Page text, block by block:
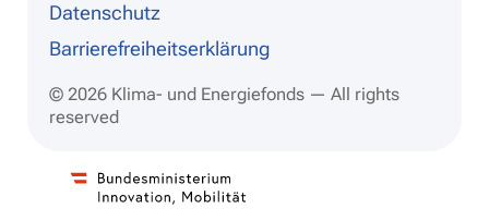
Datenschutz
Barrierefreiheitserklärung
© 2026 Klima- und Energiefonds — All rights
reserved